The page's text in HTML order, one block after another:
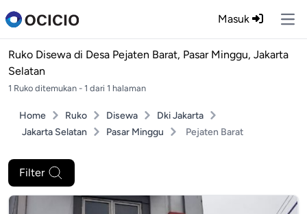
Masuk
Ruko Disewa di Desa Pejaten Barat, Pasar Minggu, Jakarta
Selatan
1 Ruko ditemukan - 1 dari 1 halaman
Home Ruko Disewa
Dki Jakarta
Jakarta Selatan
Pasar Minggu Pejaten Barat
Filter